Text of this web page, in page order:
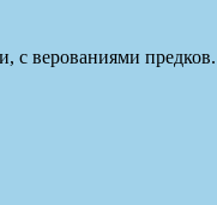
верованиями